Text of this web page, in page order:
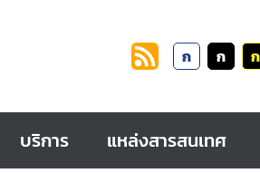
ก ก ก
บริการ แหล่งสารสนเทศ